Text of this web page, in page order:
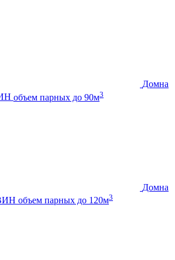
Домна
объем парных до 90м3
Домна
объем парных до 120м3